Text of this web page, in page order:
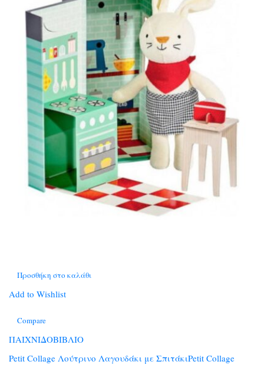
Προσθήκη στο καλάθι
Add to Wishlist
Compare
ΠΑΙΧΝΙΔΟΒΙΒΛΙΟ
Petit Collage Λούτρινο Λαγουδάκι με ΣπιτάκιPetit Collage